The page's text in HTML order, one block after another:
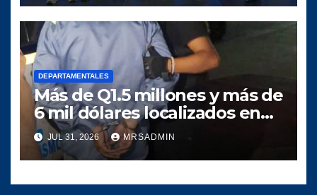
DEPARTAMENTALES
Más de Q1.5 millones y más de
6 mil dólares localizados en
allanamiento en Jalapa
JUL 31, 2026 MRSADMIN